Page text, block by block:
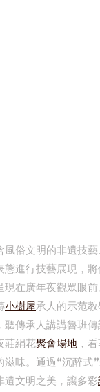
俗文明的非遺技
態進行技藝展現，
在廣年夜觀眾眼
小樹屋承人的示范
聽傳承人講講魯班
莊絹花聚會場地 ，
滋味。通過“沉醉式
文明之美，讓多彩